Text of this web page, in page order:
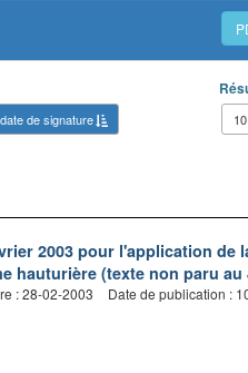
date de signature
10
2003 pour l'application de
hauturière (texte non paru
: 28-02-2003 Date de publication :